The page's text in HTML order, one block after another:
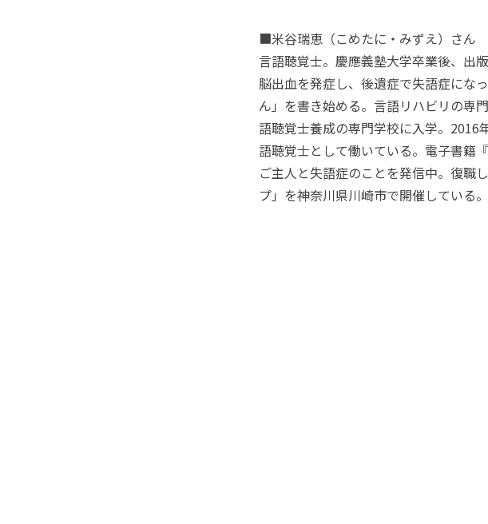
■米谷瑞恵（こめたに・みずえ）さん
言語聴覚士。慶應義塾大学卒業後、出
脳出血を発症し、後遺症で失語症にな
ん」を書き始める。言語リハビリの専
語聴覚士養成の専門学校に入学。
語聴覚士として働いている。電子書籍
ご主人と失語症のことを発信中。復職
プ」を神奈川県川崎市で開催している。